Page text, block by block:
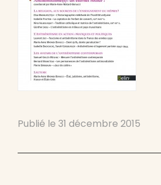
Publié le 31 décembre 2015